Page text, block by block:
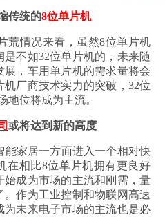
传统的8位单片机
情况来看，虽然8位单片机
不如32位单片机的，未来随
，车用单片机的需求量将会
厂商技术实力的突破，32位
地位将成为主流。
或将达到新的高度
家居一方面进入一个相对快
在相比8位单片机拥有更良好
始成为市场的主流和刚需，量
作为工业控制和物联网高速
为未来电子市场的主流也是必